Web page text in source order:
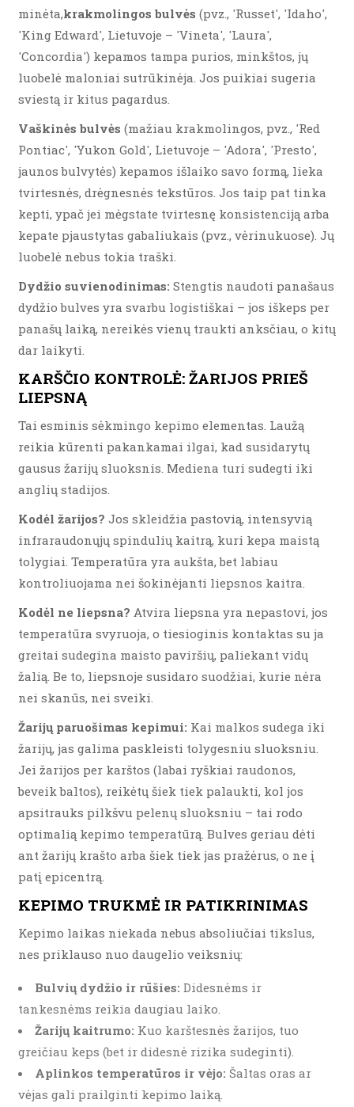
minėta,krakmolingos bulvės (pvz., 'Russet', 'Idaho',
'King Edward', Lietuvoje – 'Vineta', 'Laura',
'Concordia') kepamos tampa purios, minkštos, jų
luobelė maloniai sutrūkinėja. Jos puikiai sugeria
sviestą ir kitus pagardus.
Vaškinės bulvės (mažiau krakmolingos, pvz., 'Red
Pontiac', 'Yukon Gold', Lietuvoje – 'Adora', 'Presto',
jaunos bulvytės) kepamos išlaiko savo formą, lieka
tvirtesnės, drėgnesnės tekstūros. Jos taip pat tinka
kepti, ypač jei mėgstate tvirtesnę konsistenciją arba
kepate pjaustytas gabaliukais (pvz., vėrinukuose). Jų
luobelė nebus tokia traški.
Dydžio suvienodinimas: Stengtis naudoti panašaus
dydžio bulves yra svarbu logistiškai – jos iškeps per
panašų laiką, nereikės vienų traukti anksčiau, o kitų
dar laikyti.
KARŠČIO KONTROLĖ: ŽARIJOS PRIEŠ
LIEPSNĄ
Tai esminis sėkmingo kepimo elementas. Laužą
reikia kūrenti pakankamai ilgai, kad susidarytų
gausus žarijų sluoksnis. Mediena turi sudegti iki
anglių stadijos.
Kodėl žarijos? Jos skleidžia pastovią, intensyvią
infraraudonųjų spindulių kaitrą, kuri kepa maistą
tolygiai. Temperatūra yra aukšta, bet labiau
kontroliuojama nei šokinėjanti liepsnos kaitra.
Kodėl ne liepsna? Atvira liepsna yra nepastovi, jos
temperatūra svyruoja, o tiesioginis kontaktas su ja
greitai sudegina maisto paviršių, paliekant vidų
žalią. Be to, liepsnoje susidaro suodžiai, kurie nėra
nei skanūs, nei sveiki.
Žarijų paruošimas kepimui: Kai malkos sudega iki
žarijų, jas galima paskleisti tolygesniu sluoksniu.
Jei žarijos per karštos (labai ryškiai raudonos,
beveik baltos), reikėtų šiek tiek palaukti, kol jos
apsitrauks pilkšvu pelenų sluoksniu – tai rodo
optimalią kepimo temperatūrą. Bulves geriau dėti
ant žarijų krašto arba šiek tiek jas pražėrus, o ne į
patį epicentrą.
KEPIMO TRUKMĖ IR PATIKRINIMAS
Kepimo laikas niekada nebus absoliučiai tikslus,
nes priklauso nuo daugelio veiksnių:
Bulvių dydžio ir rūšies: Didesnėms ir
tankesnėms reikia daugiau laiko.
Žarijų kaitrumo: Kuo karštesnės žarijos, tuo
greičiau keps (bet ir didesnė rizika sudeginti).
Aplinkos temperatūros ir vėjo: Šaltas oras ar
vėjas gali prailginti kepimo laiką.